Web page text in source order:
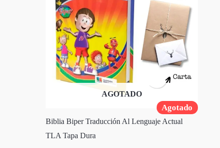
Agotado
AGOTADO
Biblia Biper Traducción Al Lenguaje Actual
TLA Tapa Dura